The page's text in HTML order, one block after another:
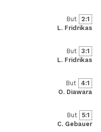
But 2:1
L. Fridrikas
But 3:1
L. Fridrikas
But
4:1
O. Diawara
But 5:1
C. Gebauer